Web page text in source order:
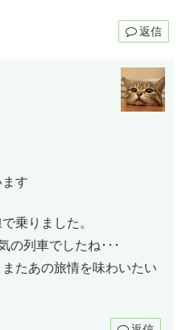
返信
す
乗りました。
の列車でしたね･･･
たあの旅情を味わいたい